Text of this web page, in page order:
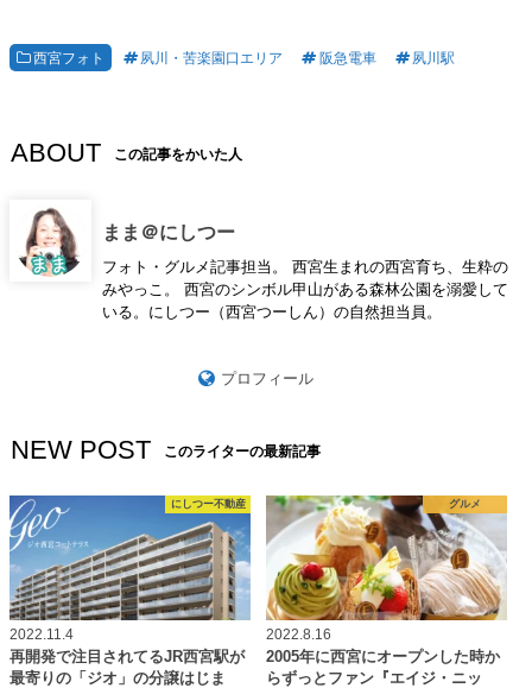
西宮フォト 夙川・苦楽園口エリア 阪急電車 夙川駅
ABOUT この記事をかいた人
まま＠にしつー
フォト・グルメ記事担当。 西宮生まれの西宮育ち、生粋の
みやっこ。 西宮のシンボル甲山がある森林公園を溺愛して
いる。にしつー（西宮つーしん）の自然担当員。
プロフィール
NEW POST このライターの最新記事
にしつー不動産
2022.11.4
再開発で注目されてるJR西宮駅が
最寄りの「ジオ」の分譲はじま
グルメ
2022.8.16
2005年に西宮にオープンした時か
らずっとファン『エイジ・ニッ